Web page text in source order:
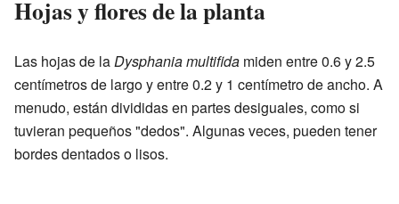
Hojas y flores de la planta
Las hojas de laDysphania multifida miden entre 0.6 y 2.5
centímetros de largo y entre 0.2 y 1 centímetro de ancho. A
menudo, están divididas en partes desiguales, como si
tuvieran pequeños "dedos". Algunas veces, pueden tener
bordes dentados o lisos.